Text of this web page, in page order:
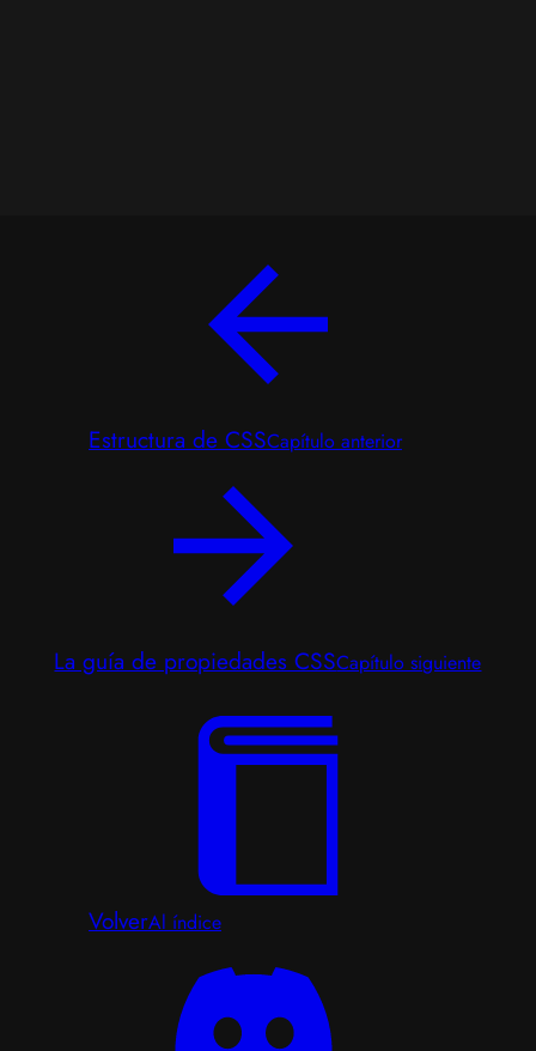
Estructura de CSSCapítulo anterior
La guía de propiedades CSSCapítulo siguiente
VolverAl índice